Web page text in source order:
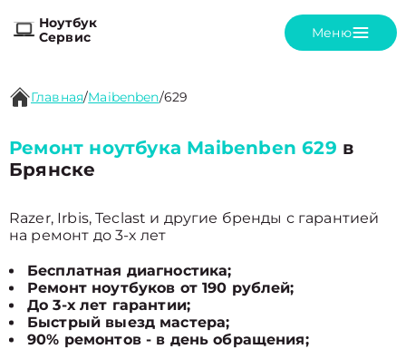
Ноутбук
Сервис
Меню
Главная/Maibenben/629
Ремонт ноутбука Maibenben 629 в
Брянске
Razer, Irbis, Teclast и другие бренды с гарантией
на ремонт до 3-х лет
Бесплатная диагностика;
Ремонт ноутбуков от 190 рублей;
До 3-х лет гарантии;
Быстрый выезд мастера;
90% ремонтов - в день обращения;